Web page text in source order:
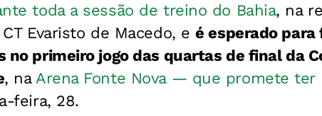
toda a sessão de treino do Bahia, na
Evaristo de Macedo, eé esperado para
no primeiro jogo das quartas de final da
, na Arena Fonte Nova — que promete
feira, 28.